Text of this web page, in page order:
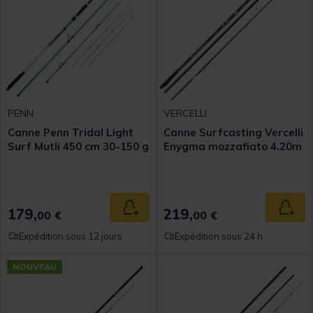
PENN
Canne Penn Tridal Light
Surf Mutli 450 cm 30-150 g
179,00 € Ajouter au panier
Expédition sous 12 jours
VERCELLI
Canne Surfcasting Vercelli
Enygma mozzafiato 4.20m
219,00 €
Expédition sous 24 h
NOUVEAU